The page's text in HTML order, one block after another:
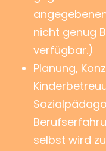
nicht genug
verfügbar.)
Planung,
selbst wird